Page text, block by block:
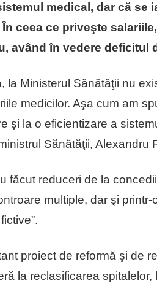
medical, dar că se
ceea ce priveşte
având în vedere deficitul
la Ministerul Sănătăţii nu
medicilor. Aşa cum am
şi la o eficientizare a
Sănătăţii, Alexandru
făcut reduceri de la
multiple, dar şi
proiect de reformă şi de
la reclasificarea